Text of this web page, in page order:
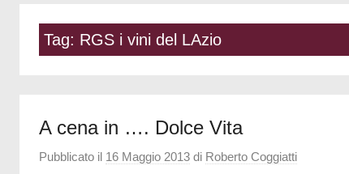
Vini
con
storia
Tag: RGS i vini del LAzio
A cena in …. Dolce Vita
Pubblicato il 16 Maggio 2013 di Roberto Coggiatti